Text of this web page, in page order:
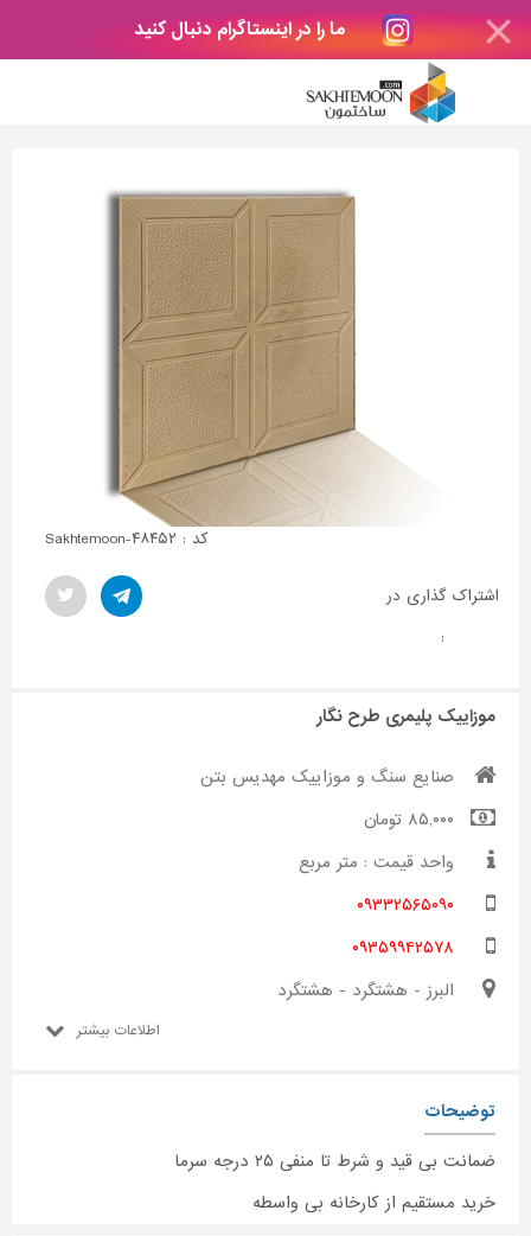
ما را در اینستاگرام دنبال کنید
کد : Sakhtemoon-۴۸۴۵۲
اشتراک گذاری در
:
موزاییک پلیمری طرح نگار
صنایع سنگ و موزاییک مهدیس بتن
۸۵,۰۰۰ تومان
واحد قیمت : متر مربع
۰۹۳۳۲۵۶۵۰۹۰
۰۹۳۵۹۹۴۲۵۷۸
البرز - هشتگرد - هشتگرد
اطلاعات بیشتر
توضیحات
ضمانت بی قید و شرط تا منفی ۲۵ درجه سرما
خرید مستقیم از کارخانه بی واسطه